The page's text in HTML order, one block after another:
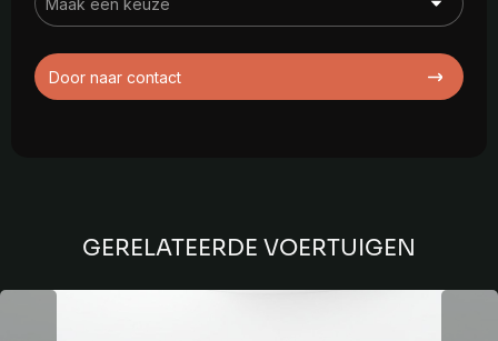
Door naar contact
GERELATEERDE VOERTUIGEN